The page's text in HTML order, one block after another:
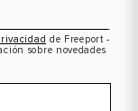
de Freeport -
sobre novedades